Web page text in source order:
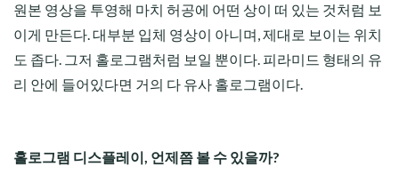
원본 영상을 투영해 마치 허공에 어떤 상이 떠 있는 것처럼 보
이게 만든다. 대부분 입체 영상이 아니며, 제대로 보이는 위치
도 좁다. 그저 홀로그램처럼 보일 뿐이다. 피라미드 형태의 유
리 안에 들어있다면 거의 다 유사 홀로그램이다.
홀로그램 디스플레이, 언제쯤 볼 수 있을까?